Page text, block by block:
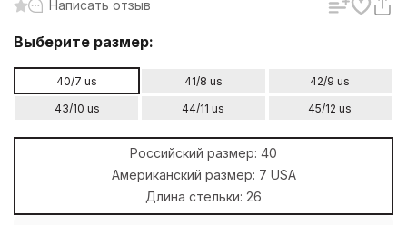
Написать отзыв
Выберите размер:
40/7 us 41/8 us
42/9 us
43/10 us
44/11 us 45/12 us
Российский размер: 40
Американский размер: 7 USA
Длина стельки: 26